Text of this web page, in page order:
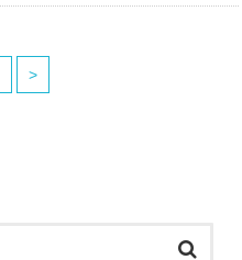
>